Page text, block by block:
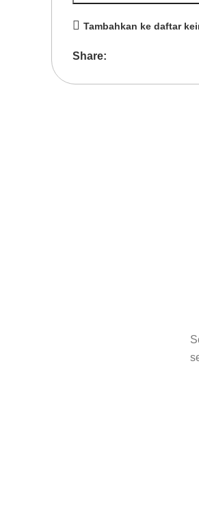
Tambahkan ke daftar
Share: